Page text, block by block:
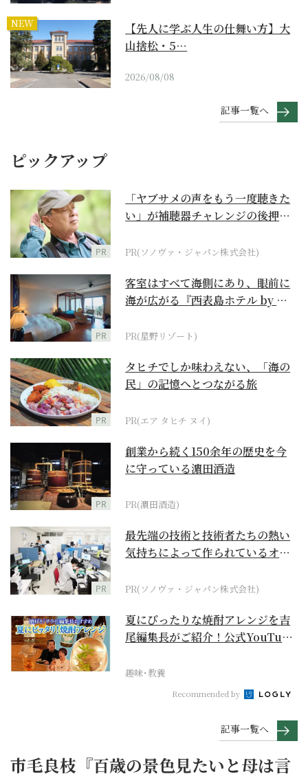
NEW
【先人に学ぶ人生の仕舞い方】大
山捨松・5…
2026/08/08
記事一覧へ
ピックアップ
PR
「ヤブサメの声をもう一度聴きた
い」が補聴器チャレンジの後押し
PR(ソノヴァ・ジャパン株式会社)
PR
客室はすべて海側にあり、眼前に
海が広がる『西表島ホテル by 星
PR(星野リゾート)
PR
タヒチでしか味わえない、「海の
民」の記憶へとつながる旅
PR(エア タヒチ ヌイ)
PR
創業から続く150余年の歴史を今
に守っている濵田酒造
PR(濵田酒造)
PR
最先端の技術と技術者たちの熱い
気持ちによって作られているオー
PR(ソノヴァ・ジャパン株式会社)
夏にぴったりな焼酎アレンジを吉
尾編集長がご紹介！公式YouTube
趣味･教養
Recommended by
記事一覧へ
市毛良枝『百歳の景色見たいと母は言